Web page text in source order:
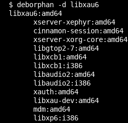
  $ deborphan -d libxau6
  libxau6:amd64
        xserver-xephyr:amd64
        cinnamon-session:amd64
        xserver-xorg-core:amd64
        libgtop2-7:amd64
        libxcb1:amd64
        libxcb1:i386
        libaudio2:amd64
        libaudio2:i386
        xauth:amd64
        libxau-dev:amd64
        mdm:amd64
        libxp6:i386